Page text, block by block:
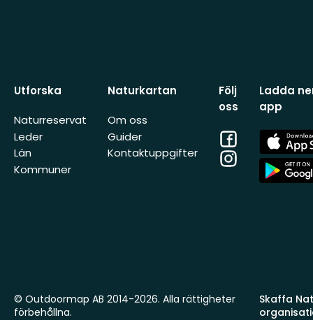
Utforska
Naturreservat
Leder
Län
Kommuner
Naturkartan
Om oss
Guider
Kontaktuppgifter
Följ
oss
Facebook
Instagram
Ladda
app
App
Store
App
Store
Skaffa
© Outdoormap AB 2014-2026. Alla rättigheter
förbehållna.